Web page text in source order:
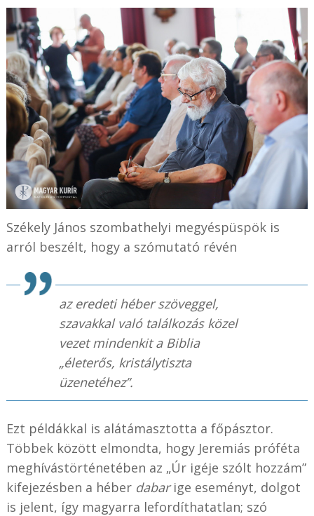
Székely János szombathelyi megyéspüspök is
arról beszélt, hogy a szómutató révén
az eredeti héber szöveggel,
szavakkal való találkozás közel
vezet mindenkit a Biblia
„életerős, kristálytiszta
üzenetéhez”.
Ezt példákkal is alátámasztotta a főpásztor.
Többek között elmondta, hogy Jeremiás próféta
meghívástörténetében az „Úr igéje szólt hozzám”
kifejezésben a héber dabarige eseményt, dolgot
is jelent, így magyarra lefordíthatatlan; szó